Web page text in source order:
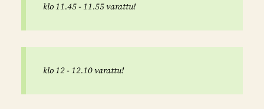
klo 11.45 - 11.55 varattu!
klo 12 - 12.10 varattu!